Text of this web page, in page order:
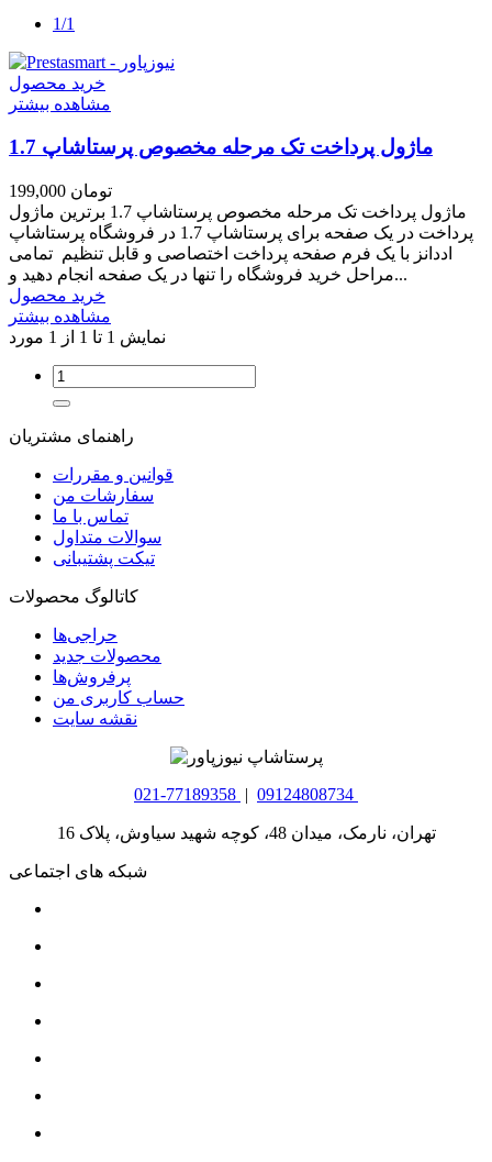
1/1
خرید محصول
مشاهده بیشتر
ماژول پرداخت تک مرحله مخصوص پرستاشاپ 1.7
199,000 تومان
ماژول پرداخت تک مرحله مخصوص پرستاشاپ 1.7 برترین ماژول
پرداخت در یک صفحه برای پرستاشاپ 1.7 در فروشگاه پرستاشاپ
اددانز با یک فرم صفحه پرداخت اختصاصی و قابل تنظیم تمامی
مراحل خرید فروشگاه را تنها در یک صفحه انجام دهید و...
خرید محصول
مشاهده بیشتر
نمایش 1 تا 1 از 1 مورد
راهنمای مشتریان
قوانین و مقررات
سفارشات من
تماس با ما
سوالات متداول
تیکت پشتیبانی
کاتالوگ محصولات
حراجی‌ها
محصولات جدید
پرفروش‌ها
حساب کاربری من
نقشه سایت
021-77189358 | 09124808734
تهران، نارمک، میدان 48، کوچه شهید سیاوش، پلاک 16
شبکه های اجتماعی